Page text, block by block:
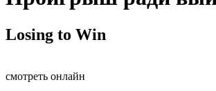
Losing to Win
смотреть онлайн